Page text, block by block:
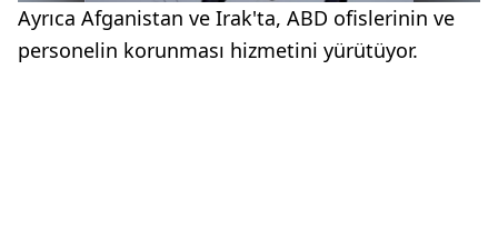
Ayrıca Afganistan ve Irak'ta, ABD ofislerinin ve
personelin korunması hizmetini yürütüyor.